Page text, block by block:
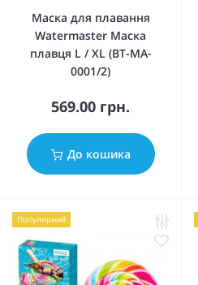
Маска для плавання
Watermaster Маска
плавця L / XL (BT-MA-
0001/2)
569.00 грн.
До кошика
Популярний